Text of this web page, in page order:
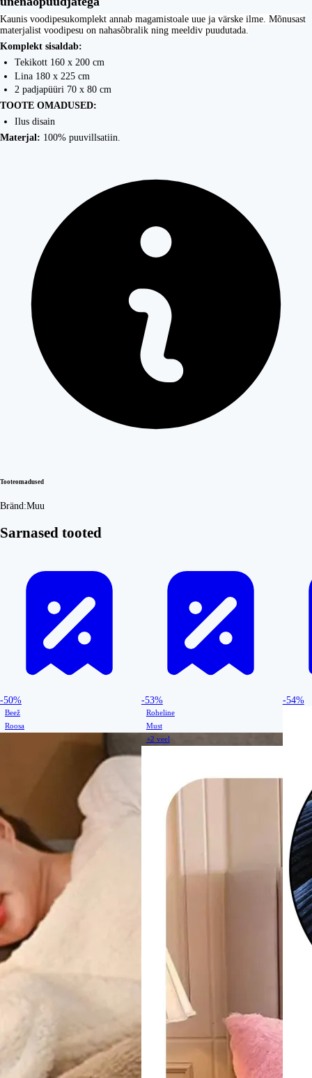
Kaunis voodipesukomplekt annab magamistoale uue ja värske ilme. Mõnusast
materjalist voodipesu on nahasõbralik ning meeldiv puudutada.
Komplekt sisaldab:
Tekikott 160 x 200 cm
Lina 180 x 225 cm
2 padjapüüri 70 x 80 cm
TOOTE OMADUSED:
Ilus disain
Materjal: 100% puuvillsatiin.
Tooteomadused
Bränd:Muu
Sarnased tooted
-50%
Beež
Roosa
-53%
Roheline
Must
+2 veel
-54%